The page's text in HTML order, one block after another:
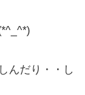
んだり・・し